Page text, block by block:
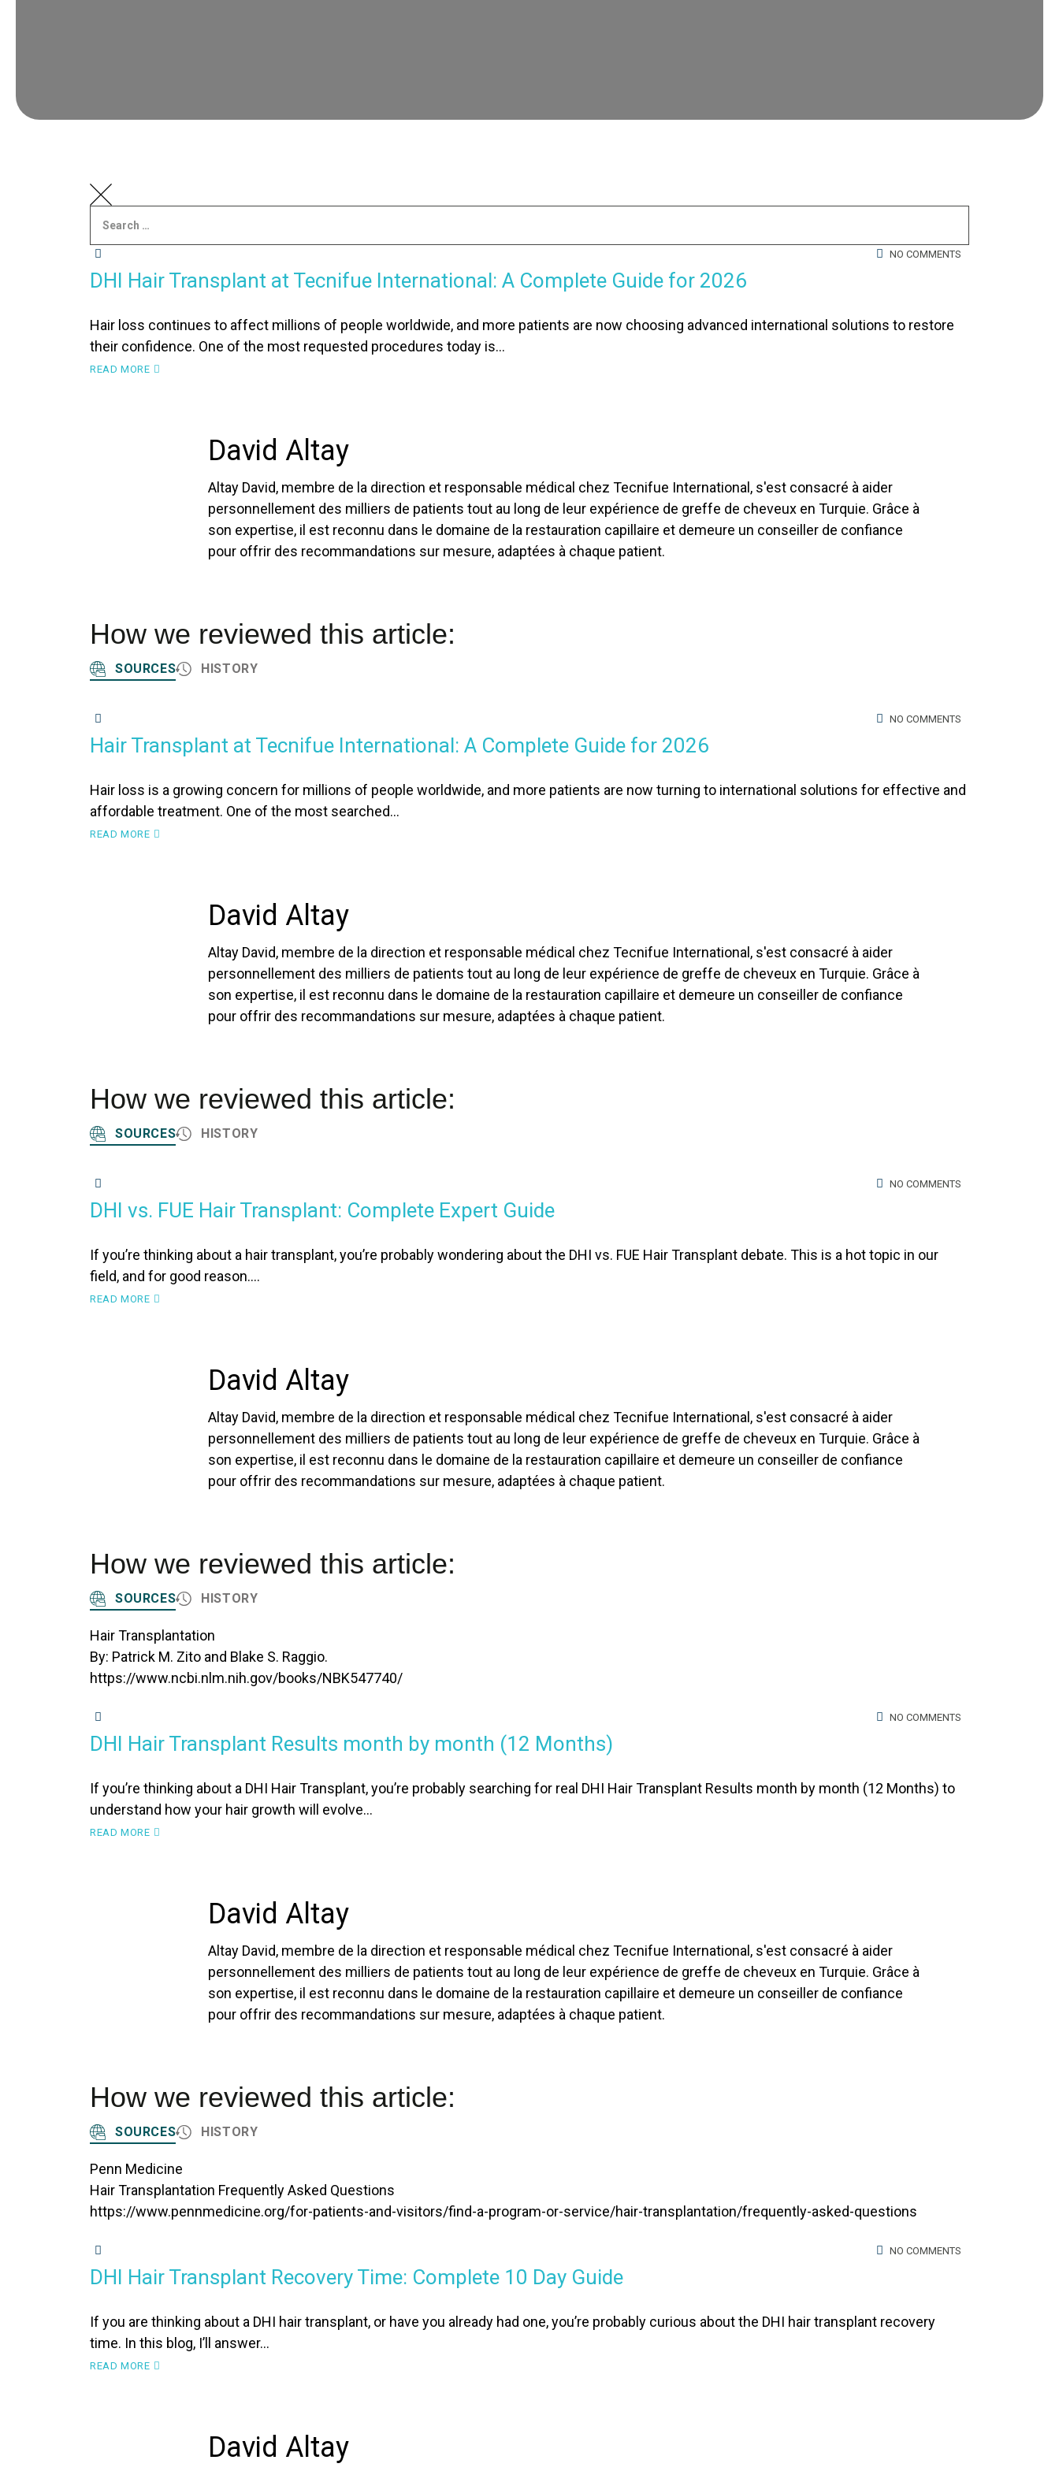
NO COMMENTS
DHI Hair Transplant at Tecnifue International: A Complete Guide for 2026
Hair loss continues to affect millions of people worldwide, and more patients are now choosing advanced international solutions to restore
their confidence. One of the most requested procedures today is…
READ MORE
David Altay
Altay David, membre de la direction et responsable médical chez Tecnifue International, s'est consacré à aider
personnellement des milliers de patients tout au long de leur expérience de greffe de cheveux en Turquie. Grâce à
son expertise, il est reconnu dans le domaine de la restauration capillaire et demeure un conseiller de confiance
pour offrir des recommandations sur mesure, adaptées à chaque patient.
How we reviewed this article:
SOURCES HISTORY
NO COMMENTS
Hair Transplant at Tecnifue International: A Complete Guide for 2026
Hair loss is a growing concern for millions of people worldwide, and more patients are now turning to international solutions for effective and
affordable treatment. One of the most searched…
READ MORE
David Altay
Altay David, membre de la direction et responsable médical chez Tecnifue International, s'est consacré à aider
personnellement des milliers de patients tout au long de leur expérience de greffe de cheveux en Turquie. Grâce à
son expertise, il est reconnu dans le domaine de la restauration capillaire et demeure un conseiller de confiance
pour offrir des recommandations sur mesure, adaptées à chaque patient.
How we reviewed this article:
SOURCES HISTORY
NO COMMENTS
DHI vs. FUE Hair Transplant: Complete Expert Guide
If you’re thinking about a hair transplant, you’re probably wondering about the DHI vs. FUE Hair Transplant debate. This is a hot topic in our
field, and for good reason.…
READ MORE
David Altay
Altay David, membre de la direction et responsable médical chez Tecnifue International, s'est consacré à aider
personnellement des milliers de patients tout au long de leur expérience de greffe de cheveux en Turquie. Grâce à
son expertise, il est reconnu dans le domaine de la restauration capillaire et demeure un conseiller de confiance
pour offrir des recommandations sur mesure, adaptées à chaque patient.
How we reviewed this article:
SOURCES HISTORY
Hair Transplantation
By: Patrick M. Zito and Blake S. Raggio.
https://www.ncbi.nlm.nih.gov/books/NBK547740/
NO COMMENTS
DHI Hair Transplant Results month by month (12 Months)
If you’re thinking about a DHI Hair Transplant, you’re probably searching for real DHI Hair Transplant Results month by month (12 Months) to
understand how your hair growth will evolve…
READ MORE
David Altay
Altay David, membre de la direction et responsable médical chez Tecnifue International, s'est consacré à aider
personnellement des milliers de patients tout au long de leur expérience de greffe de cheveux en Turquie. Grâce à
son expertise, il est reconnu dans le domaine de la restauration capillaire et demeure un conseiller de confiance
pour offrir des recommandations sur mesure, adaptées à chaque patient.
How we reviewed this article:
SOURCES HISTORY
Penn Medicine
Hair Transplantation Frequently Asked Questions
https://www.pennmedicine.org/for-patients-and-visitors/find-a-program-or-service/hair-transplantation/frequently-asked-questions
NO COMMENTS
DHI Hair Transplant Recovery Time: Complete 10 Day Guide
If you are thinking about a DHI hair transplant, or have you already had one, you’re probably curious about the DHI hair transplant recovery
time. In this blog, I’ll answer…
READ MORE
David Altay